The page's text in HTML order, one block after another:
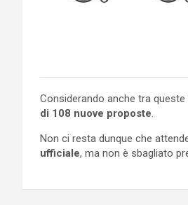
Considerando anche tra
di 108 nuove proposte
Non ci resta dunque che
ufficiale, ma non è sbagliato